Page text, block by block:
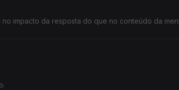
impacto da resposta do que no conteúdo da